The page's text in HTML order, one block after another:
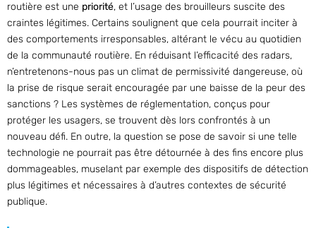
routière est une priorité, et l’usage des brouilleurs suscite des
craintes légitimes. Certains soulignent que cela pourrait inciter à
des comportements irresponsables, altérant le vécu au quotidien
de la communauté routière. En réduisant l’efficacité des radars,
n’entretenons-nous pas un climat de permissivité dangereuse, où
la prise de risque serait encouragée par une baisse de la peur des
sanctions ? Les systèmes de réglementation, conçus pour
protéger les usagers, se trouvent dès lors confrontés à un
nouveau défi. En outre, la question se pose de savoir si une telle
technologie ne pourrait pas être détournée à des fins encore plus
dommageables, muselant par exemple des dispositifs de détection
plus légitimes et nécessaires à d’autres contextes de sécurité
publique.